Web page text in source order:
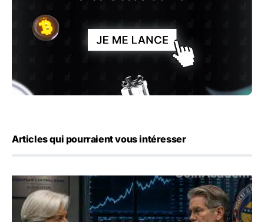
Articles qui pourraient vous intéresser
Yen : Washington a vendu des euros sans prévenir la